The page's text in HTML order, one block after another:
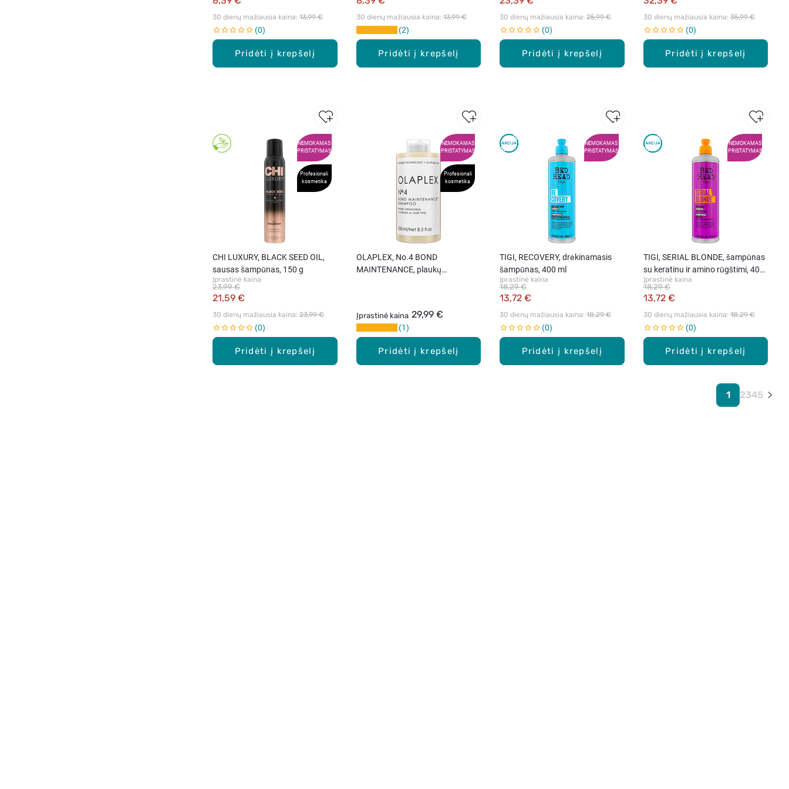
Pridėti į krepšelį
30 dienų mažiausia kaina: 13,99 €
0
Pridėti į krepšelį
30 dienų mažiausia kaina: 13,99 €
2
Pridėti į krepšelį
30 dienų mažiausia kaina: 25,99 €
0
Pridėti į krepšelį
30 dienų mažiausia kaina: 35,99 €
0
NEMOKAMAS
PRISTATYMAS
Profesionali
kosmetika
Pridėti į krepšelį
CHI LUXURY, BLACK SEED OIL,
sausas šampūnas, 150 g
Įprastinė kaina
21,59 €
23,99 €
30 dienų mažiausia kaina: 23,99 €
0
NEMOKAMAS
PRISTATYMAS
Profesionali
kosmetika
Pridėti į krepšelį
OLAPLEX, No.4 BOND
MAINTENANCE, plaukų
Įprastinė kaina 29,99 €
1
NEMOKAMAS
PRISTATYMAS
Pridėti į krepšelį
TIGI, RECOVERY, drėkinamasis
šampūnas, 400 ml
Įprastinė kaina
13,72 €
18,29 €
30 dienų mažiausia kaina: 18,29 €
0
NEMOKAMAS
PRISTATYMAS
Pridėti į krepšelį
TIGI, SERIAL BLONDE, šampūnas
su keratinu ir amino rūgštimi, 400
ml
Įprastinė kaina
13,72 €
18,29 €
30 dienų mažiausia kaina: 18,29 €
0
1 2345